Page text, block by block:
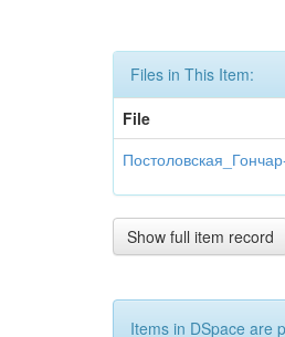
Files in This Item:
File
Show full item record
Items in DSpace are